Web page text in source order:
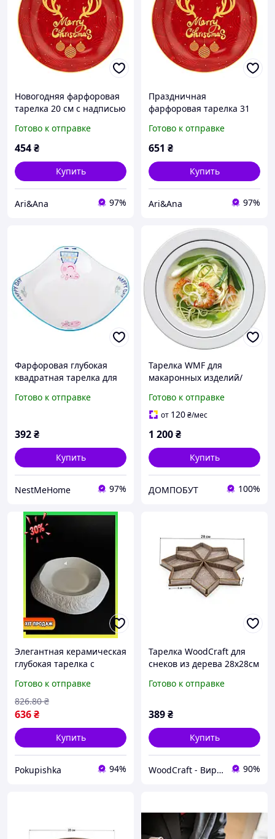
Новогодняя фарфоровая
тарелка 20 см с надписью
праздничная тарелка для
сервировки
Готово к отправке
454₴
Купить
Ari&Ana 97%
Праздничная
фарфоровая тарелка 31
Christmas новогодняя
посуда для сервировки
Готово к отправке
651 ₴
Купить
Ari&Ana 97%
Фарфоровая глубокая
квадратная тарелка для
Готово к отправке
392₴
Купить
NestMeHome 97%
Тарелка WMF для
макаронных изделий/
(дизайн Michael
Michalsky) NEW&OVP
Готово к отправке
от 120₴/мес
1 200₴
Купить
ДОМПОБУТ 100%
Элегантная керамическая
глубокая тарелка с
см - идеальное решение
для стильной сервировки
блюд
Готово к отправке
636₴
826.80 ₴
Купить
Pokupishka 94%
Тарелка WoodCraft для
снеков из дерева 28х28см
Готово к отправке
389₴
Купить
WoodCraft - Вироби з дерева 90%